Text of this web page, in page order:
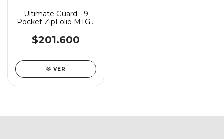
Ultimate Guard - 9
Pocket ZipFolio MTG -
of Gathering
$201.600
VER